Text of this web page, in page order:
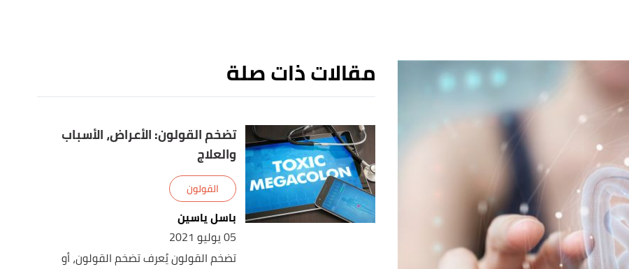
مقالات ذات صلة
تضخم القولون: الأعراض، الأسباب
والعلاج
القولون
باسل ياسين
05 يوليو 2021
تضخم القولون يُعرف تضخم القولون، أو